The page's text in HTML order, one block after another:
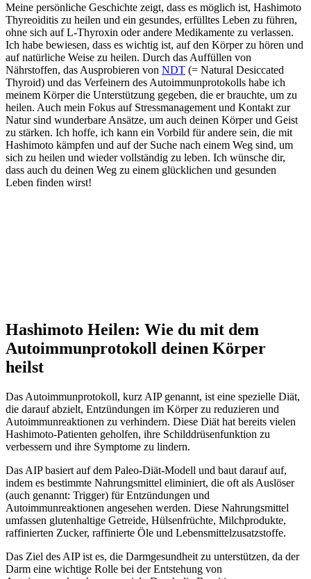
Meine persönliche Geschichte zeigt, dass es möglich ist, Hashimoto
Thyreoiditis zu heilen und ein gesundes, erfülltes Leben zu führen,
ohne sich auf L-Thyroxin oder andere Medikamente zu verlassen.
Ich habe bewiesen, dass es wichtig ist, auf den Körper zu hören und
auf natürliche Weise zu heilen. Durch das Auffüllen von
Nährstoffen, das Ausprobieren von NDT (= Natural Desiccated
Thyroid) und das Verfeinern des Autoimmunprotokolls habe ich
meinem Körper die Unterstützung gegeben, die er brauchte, um zu
heilen. Auch mein Fokus auf Stressmanagement und Kontakt zur
Natur sind wunderbare Ansätze, um auch deinen Körper und Geist
zu stärken. Ich hoffe, ich kann ein Vorbild für andere sein, die mit
Hashimoto kämpfen und auf der Suche nach einem Weg sind, um
sich zu heilen und wieder vollständig zu leben. Ich wünsche dir,
dass auch du deinen Weg zu einem glücklichen und gesunden
Leben finden wirst!
Hashimoto Heilen: Wie du mit dem
Autoimmunprotokoll deinen Körper
heilst
Das Autoimmunprotokoll, kurz AIP genannt, ist eine spezielle Diät,
die darauf abzielt, Entzündungen im Körper zu reduzieren und
Autoimmunreaktionen zu verhindern. Diese Diät hat bereits vielen
Hashimoto-Patienten geholfen, ihre Schilddrüsenfunktion zu
verbessern und ihre Symptome zu lindern.
Das AIP basiert auf dem Paleo-Diät-Modell und baut darauf auf,
indem es bestimmte Nahrungsmittel eliminiert, die oft als Auslöser
(auch genannt: Trigger) für Entzündungen und
Autoimmunreaktionen angesehen werden. Diese Nahrungsmittel
umfassen glutenhaltige Getreide, Hülsenfrüchte, Milchprodukte,
raffinierten Zucker, raffinierte Öle und Lebensmittelzusatzstoffe.
Das Ziel des AIP ist es, die Darmgesundheit zu unterstützen, da der
Darm eine wichtige Rolle bei der Entstehung von